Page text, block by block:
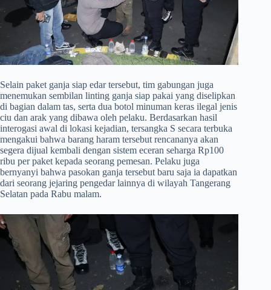
​Selain paket ganja siap edar tersebut, tim gabungan juga
menemukan sembilan linting ganja siap pakai yang diselipkan
di bagian dalam tas, serta dua botol minuman keras ilegal jenis
ciu dan arak yang dibawa oleh pelaku. Berdasarkan hasil
interogasi awal di lokasi kejadian, tersangka S secara terbuka
mengakui bahwa barang haram tersebut rencananya akan
segera dijual kembali dengan sistem eceran seharga Rp100
ribu per paket kepada seorang pemesan. Pelaku juga
bernyanyi bahwa pasokan ganja tersebut baru saja ia dapatkan
dari seorang jejaring pengedar lainnya di wilayah Tangerang
Selatan pada Rabu malam.